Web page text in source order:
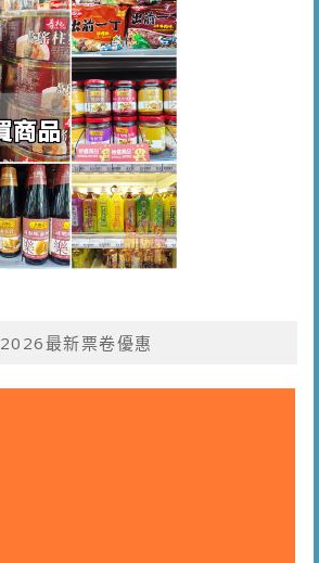
2026最新票卷優惠